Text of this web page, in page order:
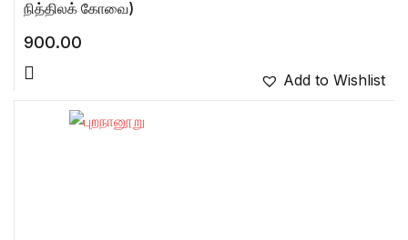
நித்திலக் கோவை)
900.00
Add to Wishlist